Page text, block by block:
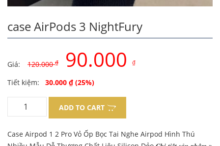
case AirPods 3 NightFury
Giá: 120.000₫
Original
price
was:
90.000 ₫
Current
price
is:
Tiết kiệm: 30.000 ₫ (25%)
ADD TO CART
Case Airpod 1 2 Pro Vỏ Ốp Bọc Tai Nghe Airpod Hình Thú